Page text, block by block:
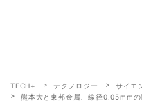
TECH+ テクノロジー
サイエ
熊本大と東邦金属、線径0.05mm